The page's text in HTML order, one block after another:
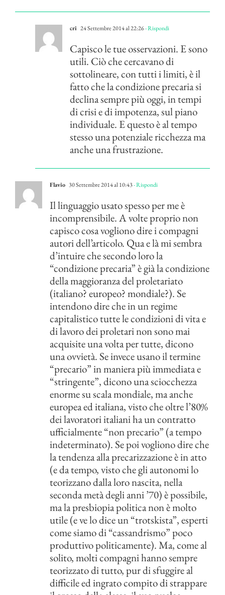
cri 24 Settembre 2014 al 22:26- Rispondi
Capisco le tue osservazioni. E sono
utili. Ciò che cercavano di
sottolineare, con tutti i limiti, è il
fatto che la condizione precaria si
declina sempre più oggi, in tempi
di crisi e di impotenza, sul piano
individuale. E questo è al tempo
stesso una potenziale ricchezza ma
anche una frustrazione.
Flavio 30 Settembre 2014 al 10:43- Rispondi
Il linguaggio usato spesso per me è
incomprensibile. A volte proprio non
capisco cosa vogliono dire i compagni
autori dell’articolo. Qua e là mi sembra
d’intuire che secondo loro la
“condizione precaria” è già la condizione
della maggioranza del proletariato
(italiano? europeo? mondiale?). Se
intendono dire che in un regime
capitalistico tutte le condizioni di vita e
di lavoro dei proletari non sono mai
acquisite una volta per tutte, dicono
una ovvietà. Se invece usano il termine
“precario” in maniera più immediata e
“stringente”, dicono una sciocchezza
enorme su scala mondiale, ma anche
europea ed italiana, visto che oltre l’80%
dei lavoratori italiani ha un contratto
ufficialmente “non precario” (a tempo
indeterminato). Se poi vogliono dire che
la tendenza alla precarizzazione è in atto
(e da tempo, visto che gli autonomi lo
teorizzano dalla loro nascita, nella
seconda metà degli anni ’70) è possibile,
ma la presbiopia politica non è molto
utile (e ve lo dice un “trotskista”, esperti
come siamo di “cassandrismo” poco
produttivo politicamente). Ma, come al
solito, molti compagni hanno sempre
teorizzato di tutto, pur di sfuggire al
difficile ed ingrato compito di strappare